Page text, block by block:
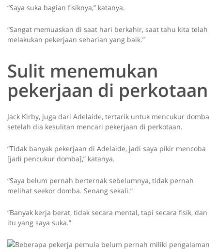
“Saya suka bagian fisiknya,” katanya.
“Sangat memuaskan di saat hari berkahir, saat tahu kita telah
melakukan pekerjaan seharian yang baik.”
Sulit menemukan
pekerjaan di perkotaan
Jack Kirby, juga dari Adelaide, tertarik untuk mencukur domba
setelah dia kesulitan mencari pekerjaan di perkotaan.
“Tidak banyak pekerjaan di Adelaide, jadi saya pikir mencoba
[jadi pencukur domba],” katanya.
“Saya belum pernah berternak sebelumnya, tidak pernah
melihat seekor domba. Senang sekali.”
“Banyak kerja berat, tidak secara mental, tapi secara fisik, dan
itu yang saya suka.”